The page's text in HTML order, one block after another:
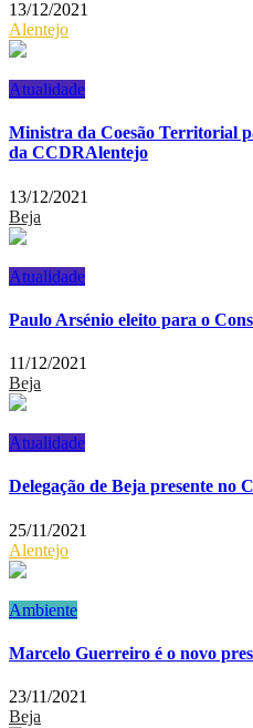
13/12/2021
Alentejo
Atualidade
Ministra da Coesão Territorial
da CCDRAlentejo
13/12/2021
Beja
Atualidade
Paulo Arsénio eleito para o
11/12/2021
Beja
Atualidade
Delegação de Beja presente no
25/11/2021
Alentejo
Ambiente
Marcelo Guerreiro é o novo
23/11/2021
Beja